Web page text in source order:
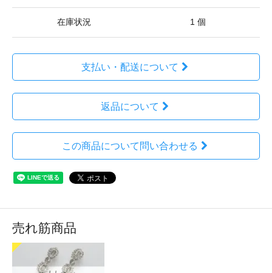
在庫状況 1 個
支払い・配送について
返品について
この商品について問い合わせる
売れ筋商品